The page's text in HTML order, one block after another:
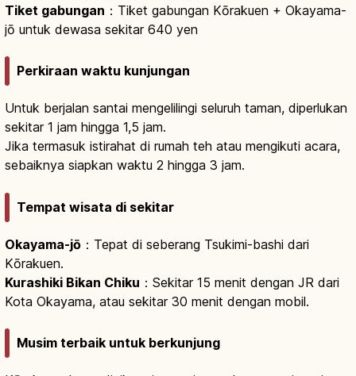
Tiket gabungan ：Tiket gabungan Kōrakuen + Okayama-
jō untuk dewasa sekitar 640 yen
Perkiraan waktu kunjungan
Untuk berjalan santai mengelilingi seluruh taman, diperlukan
sekitar 1 jam hingga 1,5 jam.
Jika termasuk istirahat di rumah teh atau mengikuti acara,
sebaiknya siapkan waktu 2 hingga 3 jam.
Tempat wisata di sekitar
Okayama-jō ：Tepat di seberang Tsukimi-bashi dari
Kōrakuen.
Kurashiki Bikan Chiku ：Sekitar 15 menit dengan JR dari
Kota Okayama, atau sekitar 30 menit dengan mobil.
Musim terbaik untuk berkunjung